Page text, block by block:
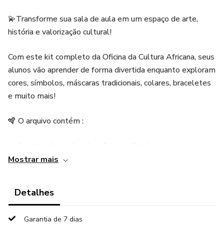
💫Transforme sua sala de aula em um espaço de arte,
história e valorização cultural!
Com este kit completo da Oficina da Cultura Africana, seus
alunos vão aprender de forma divertida enquanto exploram
cores, símbolos, máscaras tradicionais, colares, braceletes
e muito mais!
🪇 O arquivo contém :
✅ Pulseiras coloridas e para colorir
✅ Colar coloridos e para colorir
Mostrar mais
Detalhes
Garantia de 7 dias